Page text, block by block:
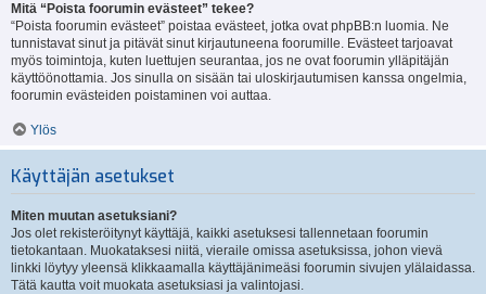
Mitä “Poista foorumin evästeet” tekee?
“Poista foorumin evästeet” poistaa evästeet, jotka ovat phpBB:n luomia. Ne
tunnistavat sinut ja pitävät sinut kirjautuneena foorumille. Evästeet tarjoavat
myös toimintoja, kuten luettujen seurantaa, jos ne ovat foorumin ylläpitäjän
käyttöönottamia. Jos sinulla on sisään tai uloskirjautumisen kanssa ongelmia,
foorumin evästeiden poistaminen voi auttaa.
Ylös
Käyttäjän asetukset
Miten muutan asetuksiani?
Jos olet rekisteröitynyt käyttäjä, kaikki asetuksesi tallennetaan foorumin
tietokantaan. Muokataksesi niitä, vieraile omissa asetuksissa, johon vievä
linkki löytyy yleensä klikkaamalla käyttäjänimeäsi foorumin sivujen ylälaidassa.
Tätä kautta voit muokata asetuksiasi ja valintojasi.